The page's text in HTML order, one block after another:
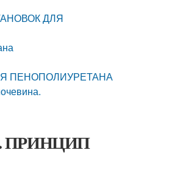
ДЛЯ
ПЕНОПОЛИУРЕТАНА
ПРИНЦИП